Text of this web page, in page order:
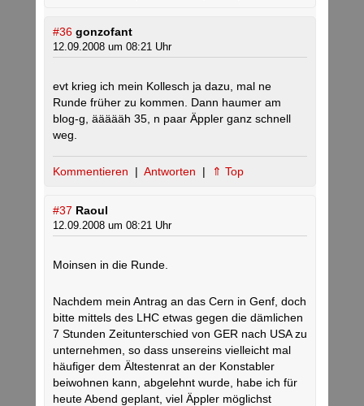
#36 gonzofant
12.09.2008 um 08:21 Uhr
evt krieg ich mein Kollesch ja dazu, mal ne
Runde früher zu kommen. Dann haumer am
blog-g, äääääh 35, n paar Äppler ganz schnell
weg.
Kommentieren | Antworten | ⇑ Top
#37 Raoul
12.09.2008 um 08:21 Uhr
Moinsen in die Runde.
Nachdem mein Antrag an das Cern in Genf, doch
bitte mittels des LHC etwas gegen die dämlichen
7 Stunden Zeitunterschied von GER nach USA zu
unternehmen, so dass unsereins vielleicht mal
häufiger dem Ältestenrat an der Konstabler
beiwohnen kann, abgelehnt wurde, habe ich für
heute Abend geplant, viel Äppler möglichst